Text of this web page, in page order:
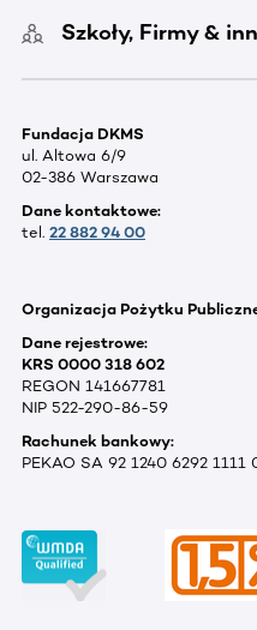
Szkoły, Firmy &
Fundacja DKMS
ul. Altowa 6/9
02-386 Warszawa
Dane kontaktowe:
tel. 22 882 94 00
Organizacja Pożytku
Dane rejestrowe:
KRS 0000 318 602
REGON 141667781
NIP 522-290-86-59
Rachunek bankowy:
PEKAO SA 92 1240 6292